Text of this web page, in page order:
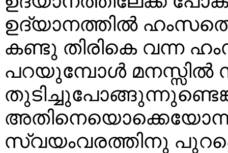
ഉദ്യാനത്തില്‍
കണ്ടു തിരികെ വന്ന
പറയുമ്പോള്‍ മനസ്സില്‍
സ്വയംവരത്തിനു